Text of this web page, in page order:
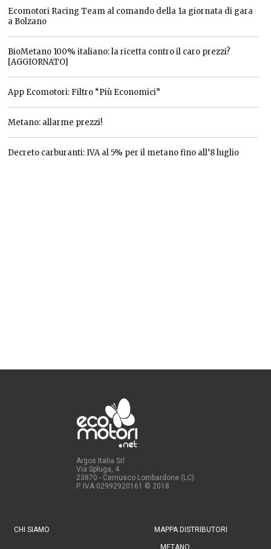
Ecomotori Racing Team al comando della 1a giornata di gara
a Bolzano
BioMetano 100% italiano: la ricetta contro il caro prezzi?
[AGGIORNATO]
App Ecomotori: Filtro “Più Economici”
Metano: allarme prezzi!
Decreto carburanti: IVA al 5% per il metano fino all’8 luglio
Argos Italia Srl
Via Spluga, 4
23870 - Cernusco Lombardone (LC)
P. IVA 02992920161 © 2018
CHI SIAMO MAPPA DISTRIBUTORI
METANO